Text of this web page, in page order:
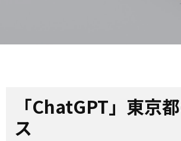
「ChatGPT」東京
ス